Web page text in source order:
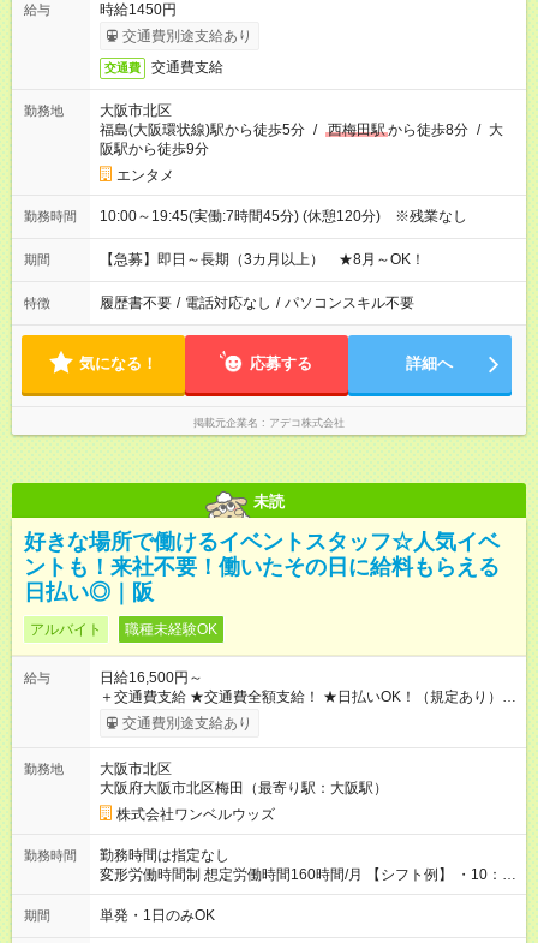
給与
時給1450円
交通費別途支給あり
交通費 交通費支給
勤務地
大阪市北区
福島(大阪環状線)駅から徒歩5分 / 西梅田駅から徒歩8分 / 大
阪駅から徒歩9分
エンタメ
勤務時間 10:00～19:45(実働:7時間45分) (休憩120分) ※残業なし
期間 【急募】即日～長期（3カ月以上） ★8月～OK！
特徴 履歴書不要 / 電話対応なし / パソコンスキル不要
気になる！ 応募する 詳細へ
掲載元企業名 アデコ株式会社
未読
好きな場所で働けるイベントスタッフ☆人気イベ
ントも！来社不要！働いたその日に給料もらえる
日払い◎｜阪
アルバイト 職種未経験OK
給与
日給16,500円～
＋交通費支給 ★交通費全額支給！ ★日払いOK！（規定あり） ┗
働いたその日に現金GET♪ お仕事後はコンビニATMから 日払
交通費別途支給あり
勤務地
大阪市北区
大阪府大阪市北区梅田（最寄り駅：大阪駅）
株式会社ワンベルウッズ
勤務時間
勤務時間は指定なし
変形労働時間制 想定労働時間160時間/月 【シフト例】 ・10：
00～20：00
期間 単発・1日のみOK